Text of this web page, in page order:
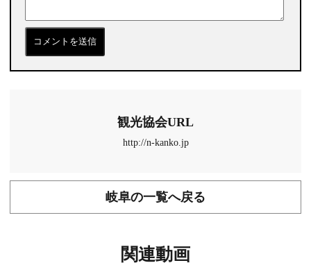
観光協会URL
http://n-kanko.jp
岐阜の一覧へ戻る
関連動画